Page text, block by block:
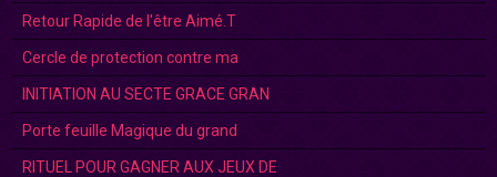
Retour Rapide de l'être Aimé.T
Cercle de protection contre ma
INITIATION AU SECTE GRACE GRAN
Porte feuille Magique du grand
RITUEL POUR GAGNER AUX JEUX DE